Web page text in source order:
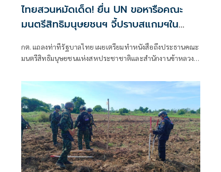
ไทยสวนหมัดเด็ด! ยื่น UN ขอหารือคณะ
มนตรีสิทธิมนุษยชนฯ จี้ปราบสแกมฯใน
กัมพูชา โต้ยิบรายงาน 'ทอม แอนดรูว์ส'
กต. แถลงท่าทีรัฐบาลไทย เผยเตรียมทำหนังสือถึงประธานคณะ
มนตรีสิทธิมนุษยชนแห่งสหประชาชาติและสำนักงานข้าหลวง
รายงานพิเศษพาดพิงประเทศไทย มีหลายประเด็นที่ไม่เห็นด้วย
ชี้กระทบความเป็นกลาง -เที่ยงธรรม “สีหศักดิ์”